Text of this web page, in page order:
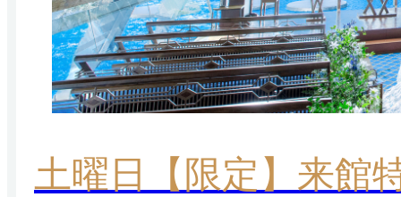
土曜日【限定】来館